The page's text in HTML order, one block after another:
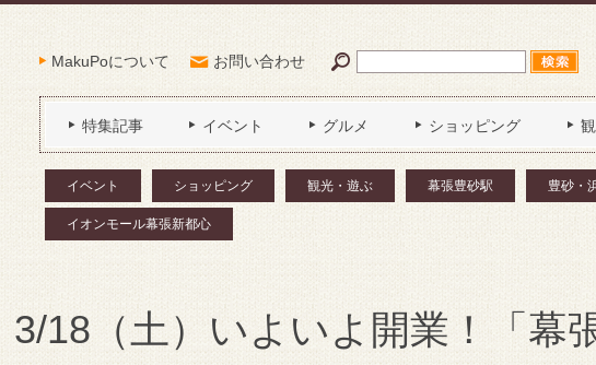
MakuPoについて お問い合わせ
特集記事 イベント グルメ ショッピング
イベント ショッピング 観光・遊ぶ 幕張豊砂駅 豊砂・
イオンモール幕張新都心
18（土）いよいよ開業！「幕